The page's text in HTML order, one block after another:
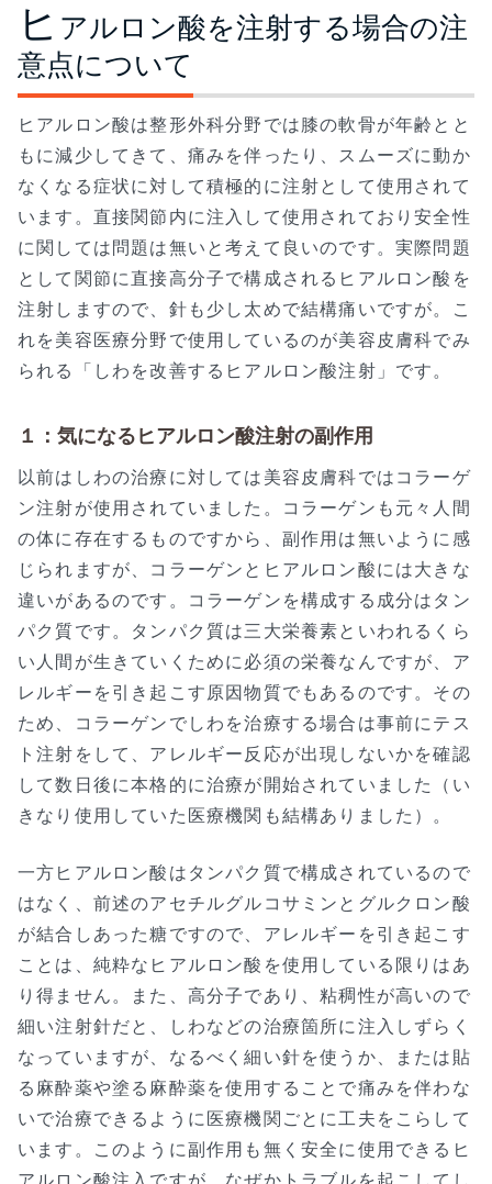
ヒ アルロン酸を注射する場合の注
意点について
ヒアルロン酸は整形外科分野では膝の軟骨が年齢とと
もに減少してきて、痛みを伴ったり、スムーズに動か
なくなる症状に対して積極的に注射として使用されて
います。直接関節内に注入して使用されており安全性
に関しては問題は無いと考えて良いのです。実際問題
として関節に直接高分子で構成されるヒアルロン酸を
注射しますので、針も少し太めで結構痛いですが。こ
れを美容医療分野で使用しているのが美容皮膚科でみ
られる「しわを改善するヒアルロン酸注射」です。
１：気になるヒアルロン酸注射の副作用
以前はしわの治療に対しては美容皮膚科ではコラーゲ
ン注射が使用されていました。コラーゲンも元々人間
の体に存在するものですから、副作用は無いように感
じられますが、コラーゲンとヒアルロン酸には大きな
違いがあるのです。コラーゲンを構成する成分はタン
パク質です。タンパク質は三大栄養素といわれるくら
い人間が生きていくために必須の栄養なんですが、ア
レルギーを引き起こす原因物質でもあるのです。その
ため、コラーゲンでしわを治療する場合は事前にテス
ト注射をして、アレルギー反応が出現しないかを確認
して数日後に本格的に治療が開始されていました（い
きなり使用していた医療機関も結構ありました）。
一方ヒアルロン酸はタンパク質で構成されているので
はなく、前述のアセチルグルコサミンとグルクロン酸
が結合しあった糖ですので、アレルギーを引き起こす
ことは、純粋なヒアルロン酸を使用している限りはあ
り得ません。また、高分子であり、粘稠性が高いので
細い注射針だと、しわなどの治療箇所に注入しずらく
なっていますが、なるべく細い針を使うか、または貼
る麻酔薬や塗る麻酔薬を使用することで痛みを伴わな
いで治療できるように医療機関ごとに工夫をこらして
います。このように副作用も無く安全に使用できるヒ